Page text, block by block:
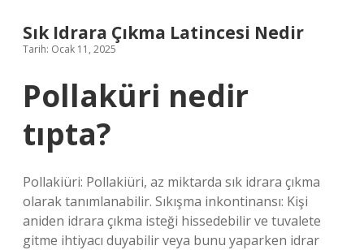
Sık Idrara Çıkma Latincesi Nedir
Tarih: Ocak 11, 2025
Pollaküri nedir
tıpta?
Pollakiüri: Pollakiüri, az miktarda sık idrara çıkma
olarak tanımlanabilir. Sıkışma inkontinansı: Kişi
aniden idrara çıkma isteği hissedebilir ve tuvalete
gitme ihtiyacı duyabilir veya bunu yaparken idrar